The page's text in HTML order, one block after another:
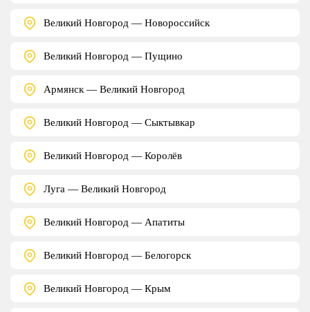
Великий Новгород — Новороссийск
Великий Новгород — Пущино
Армянск — Великий Новгород
Великий Новгород — Сыктывкар
Великий Новгород — Королёв
Луга — Великий Новгород
Великий Новгород — Апатиты
Великий Новгород — Белогорск
Великий Новгород — Крым